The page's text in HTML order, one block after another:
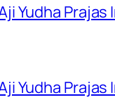
Yudha
Yudha